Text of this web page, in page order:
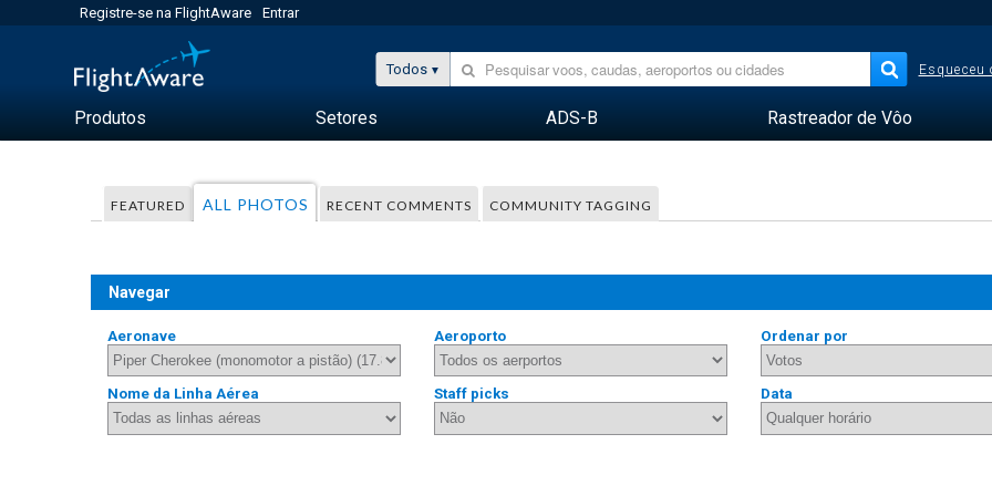
Registre-se na FlightAware Entrar
Todos Esqueceu
Produtos Setores ADS-B Rastreador de Vôo
FEATURED ALL PHOTOS RECENT COMMENTS COMMUNITY TAGGING
Navegar
Aeronave Aeroporto Ordenar por
Nome da Linha Aérea Staff picks Data